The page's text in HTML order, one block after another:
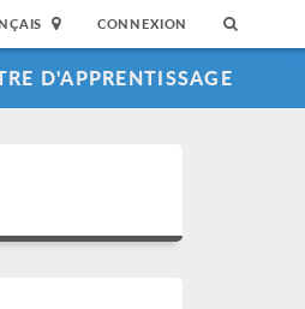
CONNEXION
D'APPRENTISSAGE